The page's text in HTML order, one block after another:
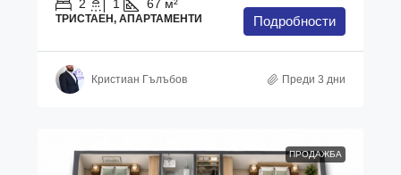
2 1 67 м²
ТРИСТАЕН, АПАРТАМЕНТИ Подробности
Кристиан Гълъбов Преди 3 дни
ПРОДАЖБА